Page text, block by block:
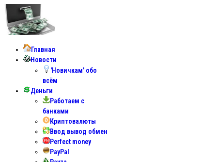
Главная
Новости
'Новичкам' обо
всём
Деньги
Работаем с
банками
Криптовалюты
Ввод вывод обмен
Perfect money
PayPal